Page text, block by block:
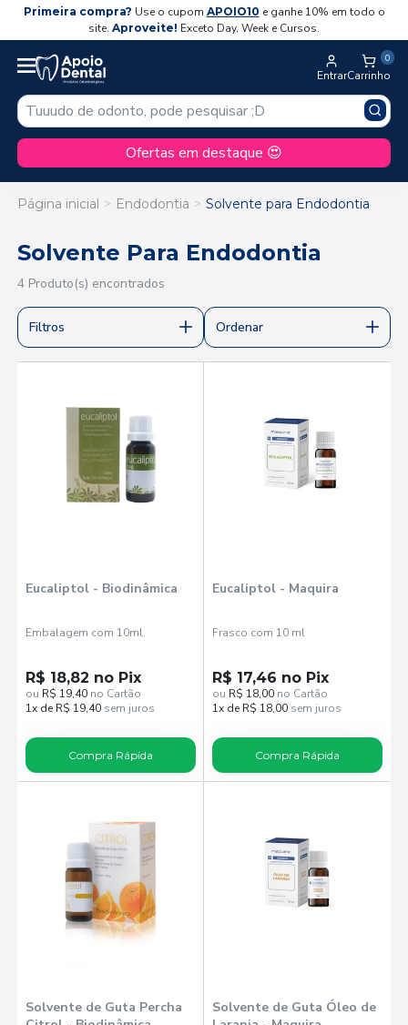
Primeira compra? Use o cupom APOIO10 e ganhe 10% em todo o
site. Aproveite! Exceto Day, Week e Cursos.
Entrar
0
Carrinho
Ofertas em destaque 😍
Página inicial Endodontia Solvente para Endodontia
Solvente Para Endodontia
4 Produto(s) encontrados
Filtros Ordenar
Eucaliptol - Biodinâmica
Embalagem com 10ml.
R$ 18,82 no Pix
ou R$ 19,40 no Cartão
1x de R$ 19,40 sem juros
Compra Rápida
Eucaliptol - Maquira
Frasco com 10 ml
R$ 17,46 no Pix
ou R$ 18,00 no Cartão
1x de R$ 18,00 sem juros
Compra Rápida
Solvente de Guta Percha
Solvente de Guta Óleo de